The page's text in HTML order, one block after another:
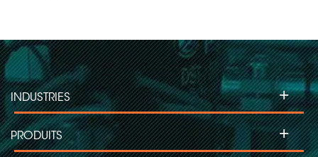
INDUSTRIES +
PRODUITS +